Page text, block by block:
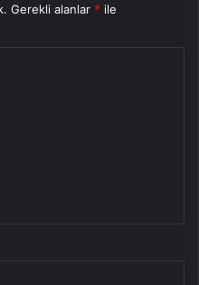
Gerekli alanlar * ile